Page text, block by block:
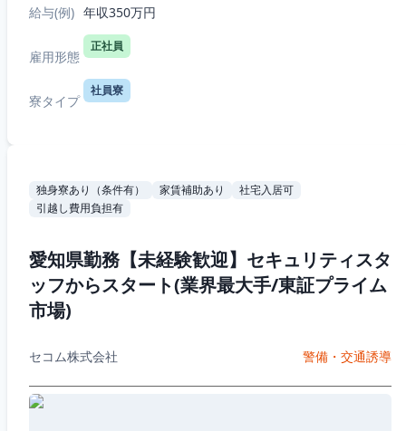
給与(例) 年収350万円
雇用形態
正社員
寮タイプ
社員寮
独身寮あり（条件有） 家賃補助あり
社宅入居可
引越し費用負担有
愛知県勤務【未経験歓迎】セキュリティスタ
ッフからスタート(業界最大手/東証プライム
市場)
セコム株式会社 警備・交通誘導